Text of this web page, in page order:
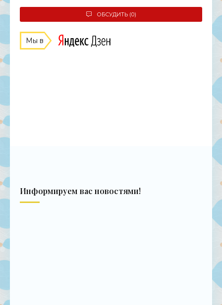
ОБСУДИТЬ (0)
Мы в
Информируем вас новостями!